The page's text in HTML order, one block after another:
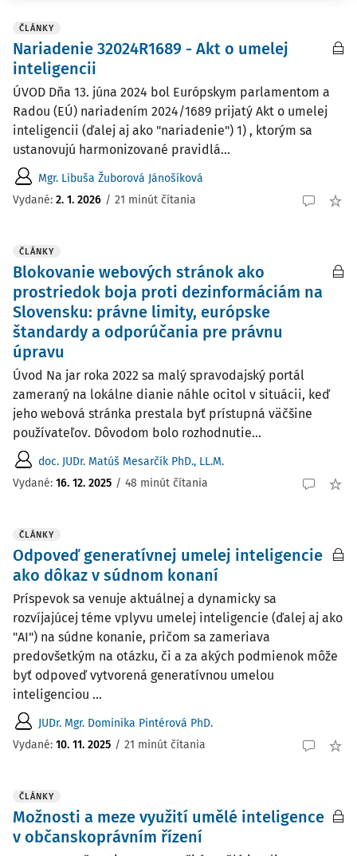
ČLÁNKY
Nariadenie 32024R1689 - Akt o umelej
inteligencii
ÚVOD Dňa 13. júna 2024 bol Európskym parlamentom a
Radou (EÚ) nariadením 2024/1689 prijatý Akt o umelej
inteligencii (ďalej aj ako "nariadenie") 1) , ktorým sa
ustanovujú harmonizované pravidlá...
Mgr. Libuša Žuborová Jánošíková
Vydané: 2. 1. 2026 / 21 minút čítania
ČLÁNKY
Blokovanie webových stránok ako
prostriedok boja proti dezinformáciám na
Slovensku: právne limity, európske
štandardy a odporúčania pre právnu
úpravu
Úvod Na jar roka 2022 sa malý spravodajský portál
zameraný na lokálne dianie náhle ocitol v situácii, keď
jeho webová stránka prestala byť prístupná väčšine
používateľov. Dôvodom bolo rozhodnutie...
doc. JUDr. Matúš Mesarčík PhD., LL.M.
Vydané: 16. 12. 2025 / 48 minút čítania
ČLÁNKY
Odpoveď generatívnej umelej inteligencie
ako dôkaz v súdnom konaní
Príspevok sa venuje aktuálnej a dynamicky sa
rozvíjajúcej téme vplyvu umelej inteligencie (ďalej aj ako
"AI") na súdne konanie, pričom sa zameriava
predovšetkým na otázku, či a za akých podmienok môže
byť odpoveď vytvorená generatívnou umelou
inteligenciou ...
JUDr. Mgr. Dominika Pintérová PhD.
Vydané: 10. 11. 2025 / 21 minút čítania
ČLÁNKY
Možnosti a meze využití umělé inteligence
v občanskoprávním řízení